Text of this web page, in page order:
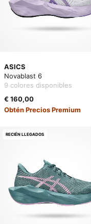
ASICS
Novablast 6
9 colores disponibles
€ 160,00
Obtén Precios Premium
RECIÉN LLEGADOS